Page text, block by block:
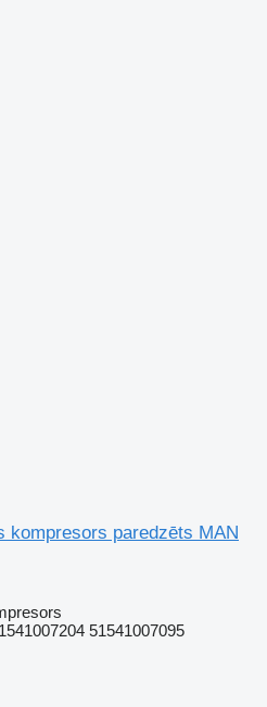
kompresors paredzēts MAN
51541007095